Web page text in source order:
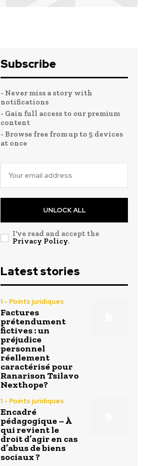
Subscribe
- Never miss a story with
notifications
- Gain full access to our premium
content
- Browse free from up to 5 devices
at once
UNLOCK ALL
I've read and accept the
Privacy Policy.
Latest stories
1 - Points juridiques
Factures
prétendument
fictives : un
préjudice
personnel
réellement
caractérisé pour
Ranarison Tsilavo
Nexthope?
1 - Points juridiques
Encadré
pédagogique – À
qui revient le
droit d’agir en cas
d’abus de biens
sociaux ?